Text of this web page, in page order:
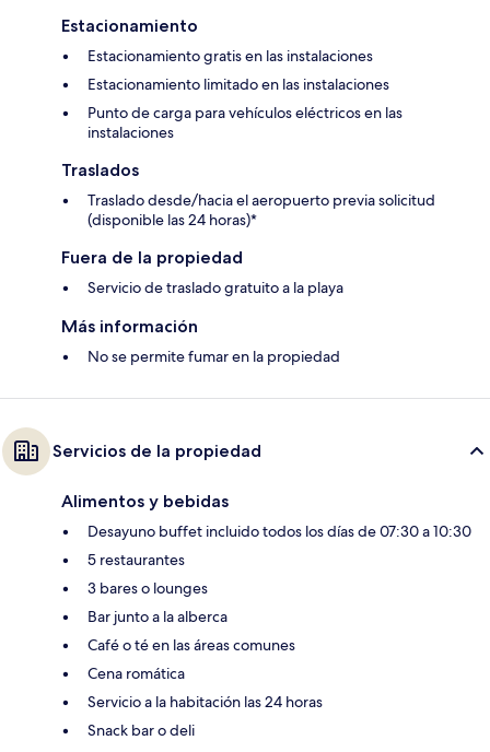
Estacionamiento
Estacionamiento gratis en las instalaciones
Estacionamiento limitado en las instalaciones
Punto de carga para vehículos eléctricos en las
instalaciones
Traslados
Traslado desde/hacia el aeropuerto previa solicitud
(disponible las 24 horas)*
Fuera de la propiedad
Servicio de traslado gratuito a la playa
Más información
No se permite fumar en la propiedad
Servicios de la propiedad
Alimentos y bebidas
Desayuno buffet incluido todos los días de 07:30 a 10:30
5 restaurantes
3 bares o lounges
Bar junto a la alberca
Café o té en las áreas comunes
Cena romática
Servicio a la habitación las 24 horas
Snack bar o deli